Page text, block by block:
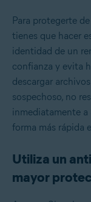
Para protegerte
tienes que hacer
identidad de un
confianza y evita
descargar
sospechoso, no
inmediatamente
forma más rápida
Utiliza un
mayor